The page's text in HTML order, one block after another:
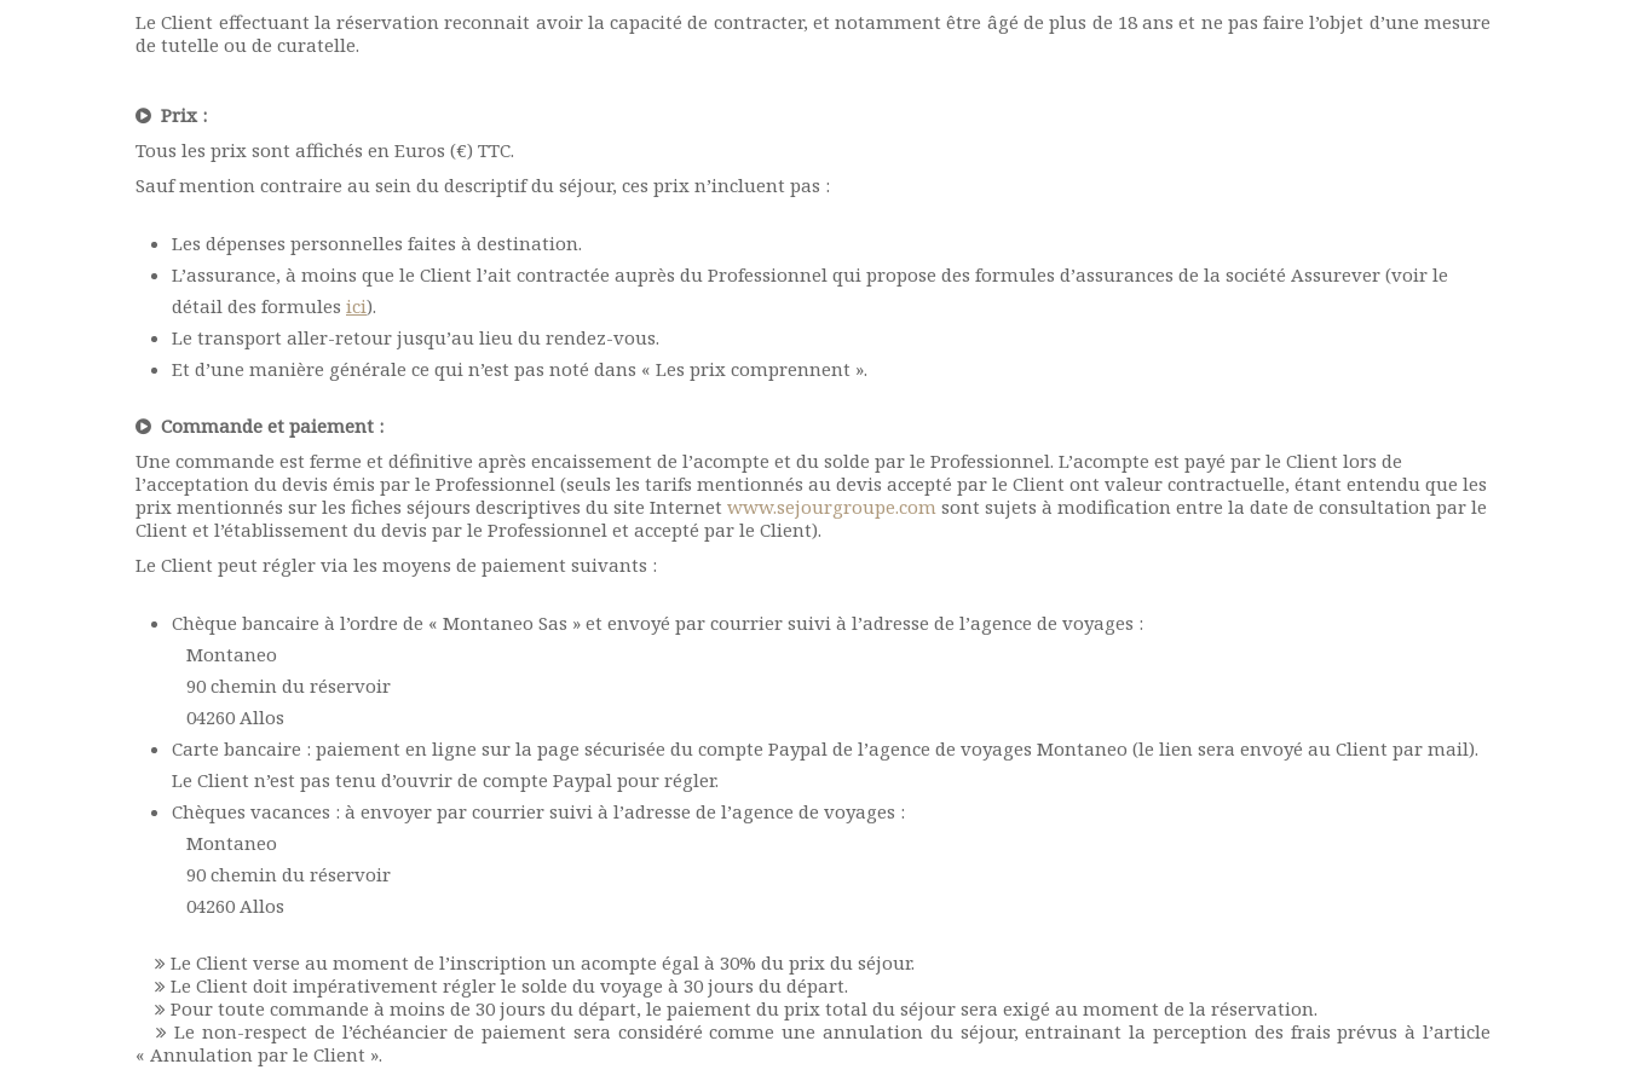
Le Client effectuant la réservation reconnait avoir la capacité de contracter, et notamment être âgé de plus de 18 ans et ne pas faire l’objet d’une mesure
de tutelle ou de curatelle.
Prix :
Tous les prix sont affichés en Euros (€) TTC.
Sauf mention contraire au sein du descriptif du séjour, ces prix n’incluent pas :
Les dépenses personnelles faites à destination.
L’assurance, à moins que le Client l’ait contractée auprès du Professionnel qui propose des formules d’assurances de la société Assurever (voir le
détail des formules ici).
Le transport aller-retour jusqu’au lieu du rendez-vous.
Et d’une manière générale ce qui n’est pas noté dans « Les prix comprennent ».
Commande et paiement :
Une commande est ferme et définitive après encaissement de l’acompte et du solde par le Professionnel. L’acompte est payé par le Client lors de
l’acceptation du devis émis par le Professionnel (seuls les tarifs mentionnés au devis accepté par le Client ont valeur contractuelle, étant entendu que les
prix mentionnés sur les fiches séjours descriptives du site Internet www.sejourgroupe.com sont sujets à modification entre la date de consultation par le
Client et l’établissement du devis par le Professionnel et accepté par le Client).
Le Client peut régler via les moyens de paiement suivants :
Chèque bancaire à l’ordre de « Montaneo Sas » et envoyé par courrier suivi à l’adresse de l’agence de voyages :
Montaneo
90 chemin du réservoir
04260 Allos
Carte bancaire : paiement en ligne sur la page sécurisée du compte Paypal de l’agence de voyages Montaneo (le lien sera envoyé au Client par mail).
Le Client n’est pas tenu d’ouvrir de compte Paypal pour régler.
Chèques vacances : à envoyer par courrier suivi à l’adresse de l’agence de voyages :
Montaneo
90 chemin du réservoir
04260 Allos
Le Client verse au moment de l’inscription un acompte égal à 30% du prix du séjour.
Le Client doit impérativement régler le solde du voyage à 30 jours du départ.
Pour toute commande à moins de 30 jours du départ, le paiement du prix total du séjour sera exigé au moment de la réservation.
Le non-respect de l’échéancier de paiement sera considéré comme une annulation du séjour, entrainant la perception des frais prévus à l’article
« Annulation par le Client ».